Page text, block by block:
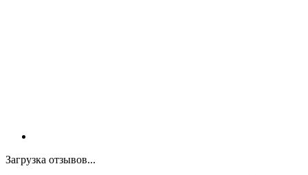
Загрузка отзывов...